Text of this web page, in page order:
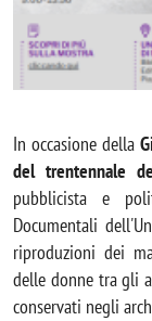
In occasione della
del trentennale
pubblicista e
Documentali
riproduzioni dei
delle donne tra gli
conservati negli